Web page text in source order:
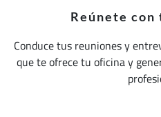
Reúnete
Conduce tus reuniones y
que te ofrece tu oficina y